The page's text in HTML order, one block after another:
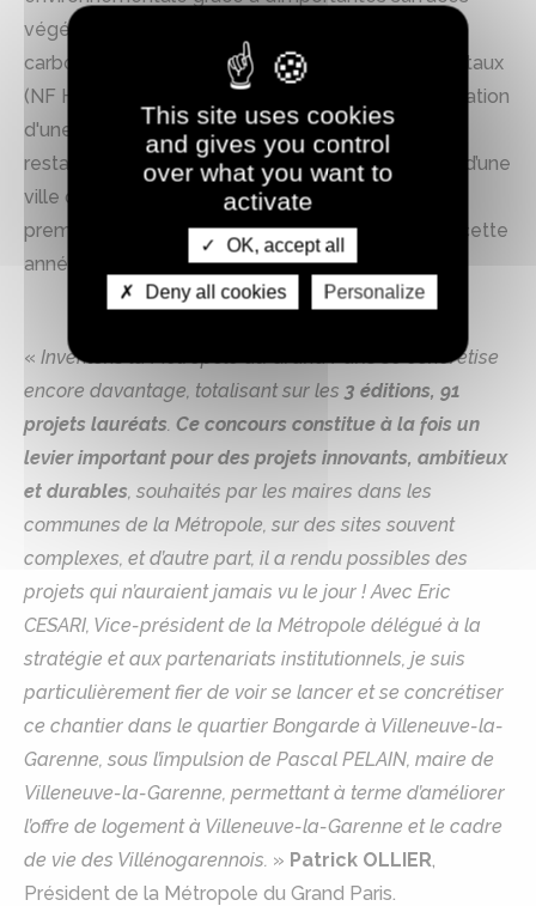
végétalisées et à l'usage de bois et béton bas
carbone, atteignant ainsi les labels environnementaux
(NF Habitat HQE, Label Biodiversity). Avec l'installation
d'une ferme urbaine, d’un commerce et d’un
restaurant, le projet participe au développement d’une
ville durable et tournée vers ses habitants. Les
premières livraisons de logements sont prévues cette
année.
« Inventons la Métropole du Grand Paris se concrétise
encore davantage, totalisant sur les 3 éditions, 91
projets lauréats. Ce concours constitue à la fois un
levier important pour des projets innovants, ambitieux
et durables, souhaités par les maires dans les
communes de la Métropole, sur des sites souvent
complexes, et d’autre part, il a rendu possibles des
projets qui n’auraient jamais vu le jour ! Avec Eric
CESARI, Vice-président de la Métropole délégué à la
stratégie et aux partenariats institutionnels, je suis
particulièrement fier de voir se lancer et se concrétiser
ce chantier dans le quartier Bongarde à Villeneuve-la-
Garenne, sous l’impulsion de Pascal PELAIN, maire de
Villeneuve-la-Garenne, permettant à terme d’améliorer
l’offre de logement à Villeneuve-la-Garenne et le cadre
de vie des Villénogarennois. » Patrick OLLIER,
Président de la Métropole du Grand Paris.
This site uses cookies
and gives you control
over what you want to
activate
OK, accept all
Deny all cookies Personalize